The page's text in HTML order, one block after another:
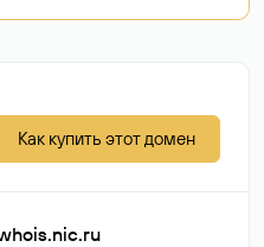
Как купить этот домен